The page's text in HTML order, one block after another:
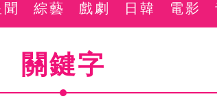
綜藝 戲劇 日韓 電影
關鍵字